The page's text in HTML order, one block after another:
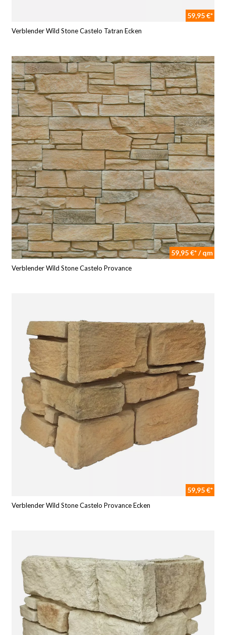
59,95 €*
Verblender Wild Stone Castelo Tatran Ecken
59,95 €* / qm
Verblender Wild Stone Castelo Provance
59,95 €*
Verblender Wild Stone Castelo Provance Ecken